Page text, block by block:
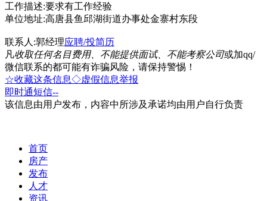
工作描述:要求有工作经验
单位地址:高唐县鱼邱湖街道办事处金寨村东段
联系人:郭经理应聘/投简历
凡收取任何名目费用、不能提供面试、不能考察公司或加qq/
微信联系的都可能有诈骗风险，请保持警惕！
☆收藏这条信息◇虚假信息举报
即时通短信--
该信息由用户发布，内容中所涉及承诺均由用户自行负责
首页
房产
发布
人才
资讯